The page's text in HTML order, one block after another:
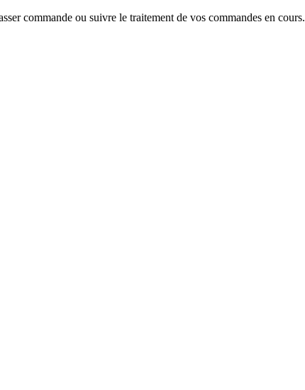
commande ou suivre le traitement de vos commandes en cours.